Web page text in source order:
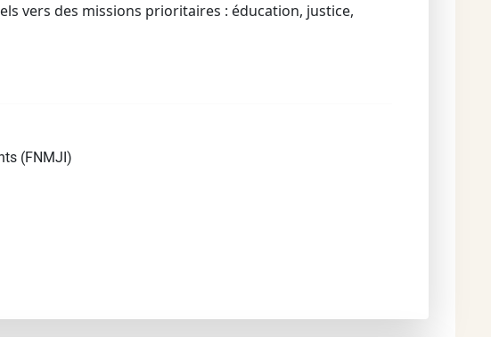
vers des missions prioritaires : éducation, justice,
(FNMJI)